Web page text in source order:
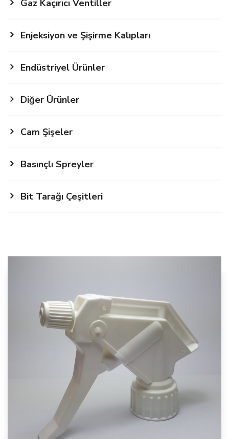
Gaz Kaçırıcı Ventiller
Enjeksiyon ve Şişirme Kalıpları
Endüstriyel Ürünler
Diğer Ürünler
Cam Şişeler
Basınçlı Spreyler
Bit Tarağı Çeşitleri